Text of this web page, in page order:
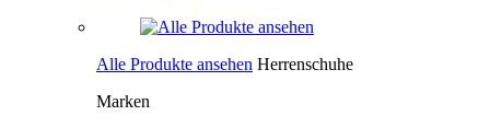
Alle Produkte ansehen Herrenschuhe
Marken